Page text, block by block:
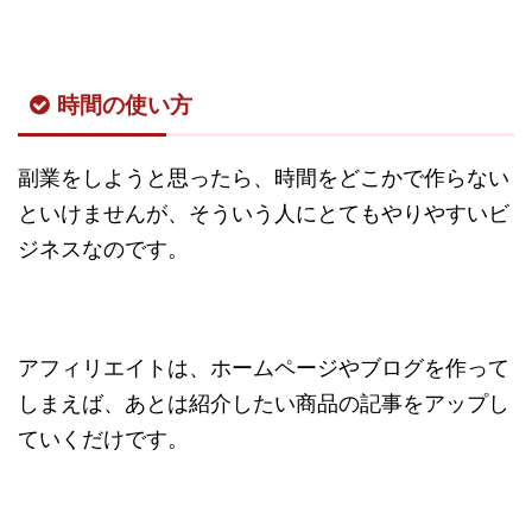
時間の使い方
副業をしようと思ったら、時間をどこかで作らない
といけませんが、そういう人にとてもやりやすいビ
ジネスなのです。
アフィリエイトは、ホームページやブログを作って
しまえば、あとは紹介したい商品の記事をアップし
ていくだけです。